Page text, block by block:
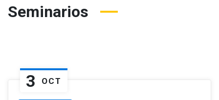
Seminarios
3 OCT